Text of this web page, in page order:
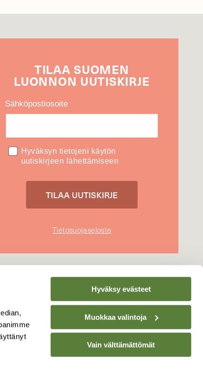
Hyväksy evästeet
Muokkaa valintoja
Vain välttämättömät
TILAASUOMEN
LUONNON UUTIS­KIRJE
Sähköpostiosoite
Hyväksyn tietojeni käytön
uutiskirjeen lähettämiseen
Tietosuojaseloste